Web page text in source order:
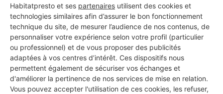
Habitatpresto et ses partenaires utilisent des cookies et
technologies similaires afin d’assurer le bon fonctionnement
technique du site, de mesurer l’audience de nos contenus, de
personnaliser votre expérience selon votre profil (particulier
ou professionnel) et de vous proposer des publicités
adaptées à vos centres d’intérêt. Ces dispositifs nous
permettent également de sécuriser vos échanges et
d'améliorer la pertinence de nos services de mise en relation.
Vous pouvez accepter l'utilisation de ces cookies, les refuser,